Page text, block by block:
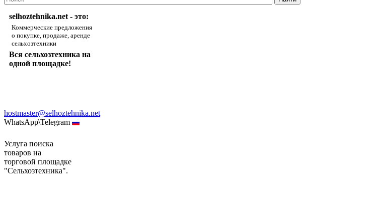
selhoztehnika.net - это:
Коммерческие предложения
о покупке, продаже, аренде
сельхозтехники
Вся сельхозтехника на
одной площадке!
hostmaster@selhoztehnika.net
WhatsApp\Telegram
Услуга поиска
товаров на
торговой площадке
"Сельхозтехника".